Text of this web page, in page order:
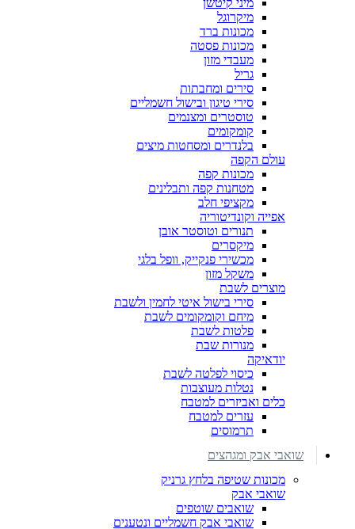
מיני קיטשן
מיקרוגל
מכונות ברד
מכונות פסטה
מעבדי מזון
גריל
סירים ומחבתות
סירי טיגון ובישול חשמליים
טוסטרים ומצנמים
קומקומים
בלנדרים ומסחטות מיצים
עולם הקפה
מכונות קפה
מטחנות קפה ותבלינים
מקציפי חלב
אפייה וקונדיטוריה
תנורים וטוסטר אובן
מיקסרים
מכשירי פנקייק, וופל בלגי
משקל מזון
מוצרים לשבת
סירי בישול איטי לחמין ולשבת
מיחם וקומקומים לשבת
פלטות לשבת
מנורות שבת
יודאיקה
כיסוי לפלטה לשבת
נטלות מעוצבות
כלים ואביזרים למטבח
עזרים למטבח
תרמוסים
שואבי אבק ומגהצים
מכונות שטיפה בלחץ גרניק
שואבי אבק
שואבים שוטפים
שואבי אבק חשמליים ונטענים